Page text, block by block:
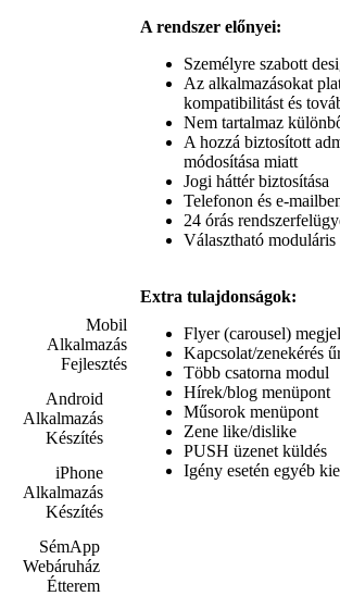
Mobil
Alkalmazás
Fejlesztés
Android
Alkalmazás
Készítés
iPhone
Alkalmazás
Készítés
SémApp
Webáruház
Étterem
A rendszer előnyei:
Személyre szabott
Az alkalmazásokat
kompatibilitást és
Nem tartalmaz
A hozzá biztosított
módosítása miatt
Jogi háttér biztosítása
Telefonon és e-
24 órás
Választható
Extra tulajdonságok:
Flyer (carousel)
Kapcsolat/zenekérés
Több csatorna modul
Hírek/blog menüpont
Műsorok menüpont
Zene like/dislike
PUSH üzenet küldés
Igény esetén egyéb